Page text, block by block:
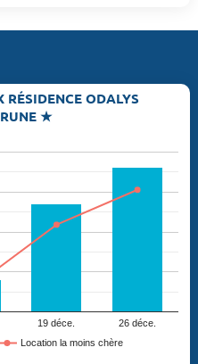
RÉSIDENCE ODALYS
★
Location la moins chère
19 déce. 26 déce.